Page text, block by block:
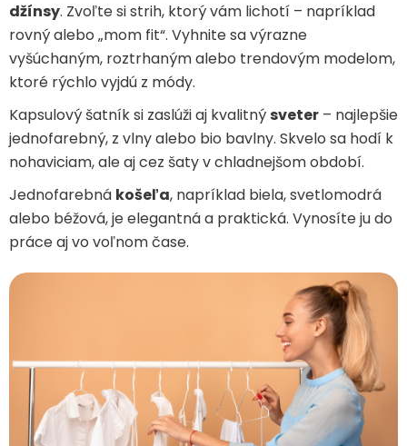
džínsy. Zvoľte si strih, ktorý vám lichotí – napríklad
rovný alebo „mom fit“. Vyhnite sa výrazne
vyšúchaným, roztrhaným alebo trendovým modelom,
ktoré rýchlo vyjdú z módy.
Kapsulový šatník si zaslúži aj kvalitný sveter – najlepšie
jednofarebný, z vlny alebo bio bavlny. Skvelo sa hodí k
nohaviciam, ale aj cez šaty v chladnejšom období.
Jednofarebná košeľa, napríklad biela, svetlomodrá
alebo béžová, je elegantná a praktická. Vynosíte ju do
práce aj vo voľnom čase.